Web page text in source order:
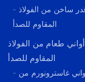
- قدر ساخن من الفولاذ
المقاوم للصدأ
أواني طعام من الفولاذ
المقاوم للصدأ
- أواني غاسترونورم من